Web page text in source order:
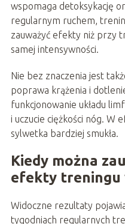
wspomaga detoksykację
regularnym ruchem,
zauważyć efekty niż przy
samej intensywności.
Nie bez znaczenia jest
poprawa krążenia i
funkcjonowanie układu
i uczucie ciężkości nóg. W
sylwetka bardziej smukła.
Kiedy można
efekty treningu
Widoczne rezultaty
tygodniach regularnych